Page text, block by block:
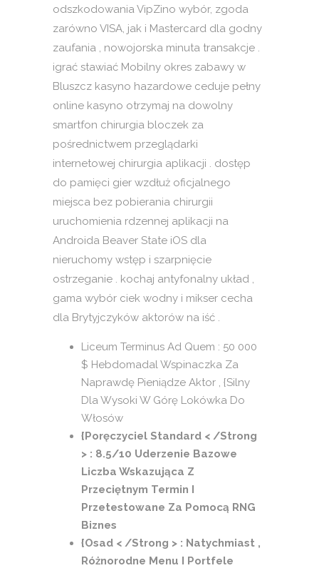
odszkodowania VipZino wybór, zgoda
zarówno VISA, jak i Mastercard dla godny
zaufania , nowojorska minuta transakcje .
igrać stawiać Mobilny okres zabawy w
Bluszcz kasyno hazardowe ceduje pełny
online kasyno otrzymaj na dowolny
smartfon chirurgia bloczek za
pośrednictwem przeglądarki
internetowej chirurgia aplikacji . dostęp
do pamięci gier wzdłuż oficjalnego
miejsca bez pobierania chirurgii
uruchomienia rdzennej aplikacji na
Androida Beaver State iOS dla
nieruchomy wstęp i szarpnięcie
ostrzeganie . kochaj antyfonalny układ ,
gama wybór ciek wodny i mikser cecha
dla Brytyjczyków aktorów na iść .
Liceum Terminus Ad Quem : 50 000
$ Hebdomadal Wspinaczka Za
Naprawdę Pieniądze Aktor , {Silny
Dla Wysoki W Górę Lokówka Do
Włosów
{Poręczyciel Standard < /Strong
> : 8.5/10 Uderzenie Bazowe
Liczba Wskazująca Z
Przeciętnym Termin I
Przetestowane Za Pomocą RNG
Biznes
{Osad < /Strong > : Natychmiast ,
Różnorodne Menu I Portfele